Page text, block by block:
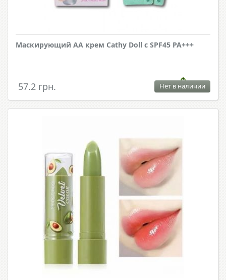
Маскирующий АА крем Cathy Doll с SPF45 PA+++
57.2 грн. Нет в наличии